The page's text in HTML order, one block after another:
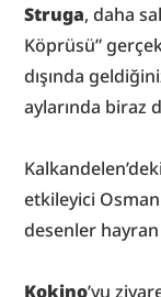
Struga, daha
Köprüsü”
dışında
aylarında biraz
etkileyici
desenler hayran
Kokino’yu